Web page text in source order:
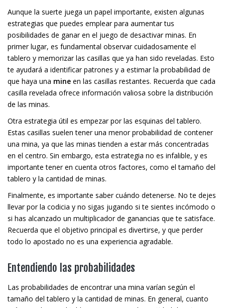
Aunque la suerte juega un papel importante, existen algunas
estrategias que puedes emplear para aumentar tus
posibilidades de ganar en el juego de desactivar minas. En
primer lugar, es fundamental observar cuidadosamente el
tablero y memorizar las casillas que ya han sido reveladas. Esto
te ayudará a identificar patrones y a estimar la probabilidad de
que haya una mine en las casillas restantes. Recuerda que cada
casilla revelada ofrece información valiosa sobre la distribución
de las minas.
Otra estrategia útil es empezar por las esquinas del tablero.
Estas casillas suelen tener una menor probabilidad de contener
una mina, ya que las minas tienden a estar más concentradas
en el centro. Sin embargo, esta estrategia no es infalible, y es
importante tener en cuenta otros factores, como el tamaño del
tablero y la cantidad de minas.
Finalmente, es importante saber cuándo detenerse. No te dejes
llevar por la codicia y no sigas jugando si te sientes incómodo o
si has alcanzado un multiplicador de ganancias que te satisface.
Recuerda que el objetivo principal es divertirse, y que perder
todo lo apostado no es una experiencia agradable.
Entendiendo las probabilidades
Las probabilidades de encontrar una mina varían según el
tamaño del tablero y la cantidad de minas. En general, cuanto